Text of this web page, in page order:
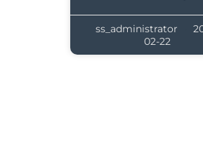
ss_administrator
02-22